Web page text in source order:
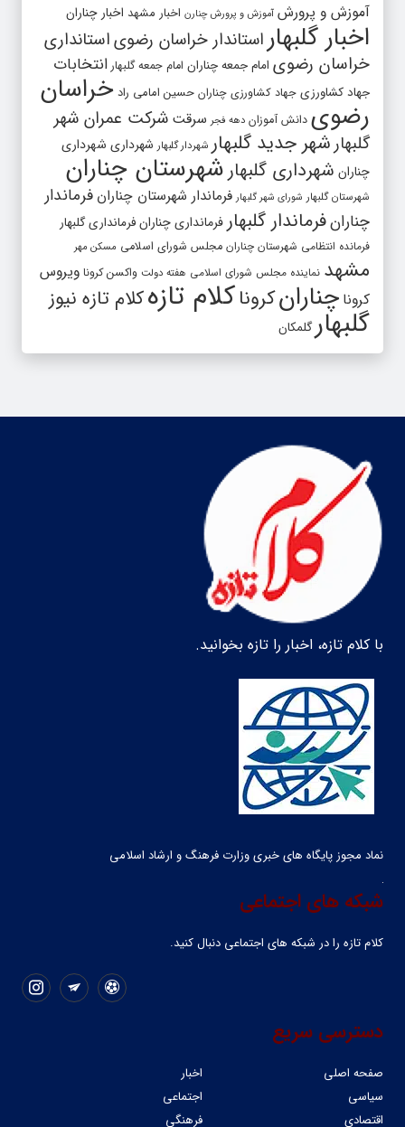
آموزش و پرورش آموزش و پرورش چنارن اخبار مشهد اخبار چناران
اخبار گلبهار استاندار خراسان رضویاستانداری
خراسان رضوی امام جمعه چناران امام جمعه گلبهار انتخابات
جهاد کشاورزی جهاد کشاورزی چناران حسین امامی راد خراسان
رضوی دانش آموزان دهه فجر سرقت شرکت عمران شهر
گلبهار شهر جدید گلبهار شهردار گلبهار شهرداری شهرداری
چناران شهرداری گلبهار شهرستان چناران
شهرستان گلبهار شورای شهر گلبهار فرماندار شهرستان چناران فرماندار
چنارانفرماندار گلبهار فرمانداری چنارانفرمانداری گلبهار
فرمانده انتظامی شهرستان چناران مجلس شورای اسلامی مسکن مهر
مشهد نماینده مجلس شورای اسلامی هفته دولت واکسن کرونا ویروس
کرونا چنارانکروناکلام تازهکلام تازه نیوز
گلبهار گلمکان
با کلام تازه، اخبار را تازه بخوانید.
نماد مجوز پایگاه های خبری وزارت فرهنگ و ارشاد اسلامی
شبکه های اجتماعی
کلام تازه را در شبکه ‌های اجتماعی دنبال کنید.
دسترسی سریع
صفحه اصلی
اخبار
سیاسی
اجتماعی
اقتصادی
فرهنگی